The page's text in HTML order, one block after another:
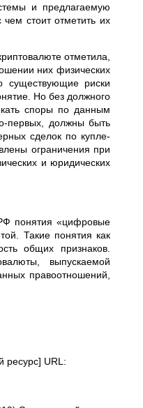
и предлагаемую
стоит отметить их
отметила,
них физических
существующие риски
Но без должного
споры по данным
первых, должны быть
сделок по купле-
ограничения при
и юридических
понятия «цифровые
Такие понятия как
общих признаков.
выпускаемой
правоотношений,
ресурс] URL: